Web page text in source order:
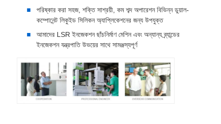
তরল সিলিকন ছাঁচনির্মাণ
সিলিকন রাবার ইনজেকশন ছাঁচনির্মাণ
পরিষ্কার করা সহজ, শক্তি সাশ্রয়ী, কম শব্দ অপারেশন বিভিন্ন ডুয়াল-
কম্পোনেন্ট লিকুইড সিলিকন অ্যাপ্লিকেশনের জন্য উপযুক্ত
আমাদের LSR ইনজেকশন ছাঁচনির্মাণ মেশিন এবং অন্যান্য ব্র্যান্ডের
ইনজেকশন যন্ত্রপাতি উভয়ের সাথে সামঞ্জস্যপূর্ণ